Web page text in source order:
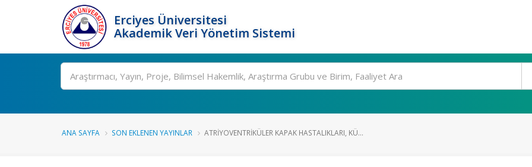
Erciyes Üniversitesi
Akademik Veri Yönetim Sistemi
Ara
ANA SAYFA SON EKLENEN YAYINLAR ATRIYOVENTRIKÜLER KAPAK HASTALIKLARI, KÜ...